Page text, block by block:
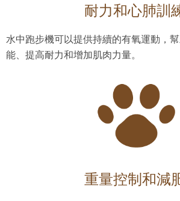
耐力和心肺訓
水中跑步機可以提供持續的有氧運動，
能、提高耐力和增加肌肉力量。
重量控制和減